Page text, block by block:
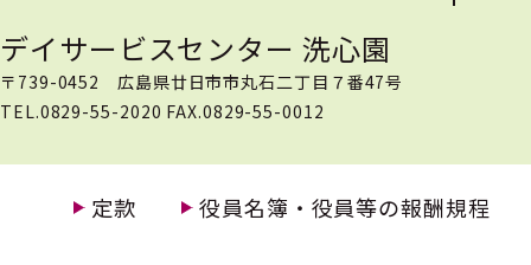
デイサービスセンター 洗心園
〒739-0452 広島県廿日市市丸石二丁目７番47号
TEL.0829-55-2020 FAX.0829-55-0012
定款 役員名簿・役員等の報酬規程